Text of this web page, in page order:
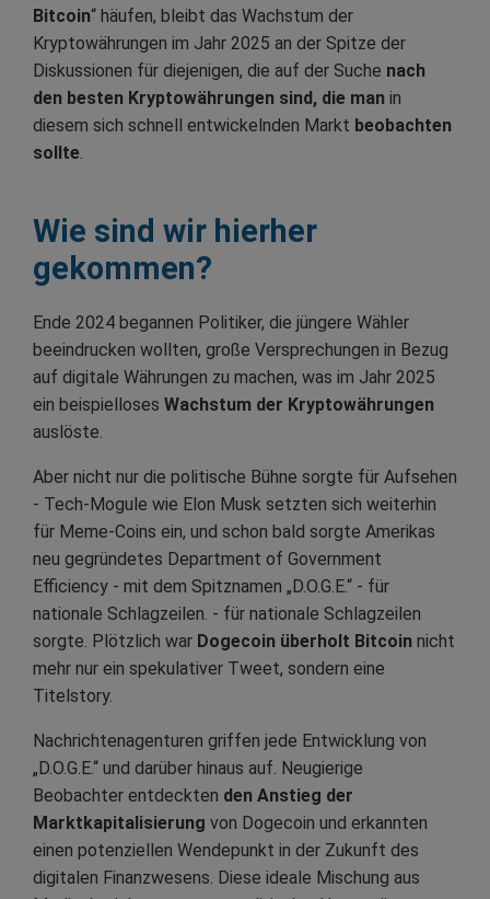
Bitcoin“ häufen, bleibt das Wachstum der
Kryptowährungen im Jahr 2025 an der Spitze der
Diskussionen für diejenigen, die auf der Suche nach
den besten Kryptowährungen sind, die man in
diesem sich schnell entwickelnden Markt beobachten
sollte.
Wie sind wir hierher
gekommen?
Ende 2024 begannen Politiker, die jüngere Wähler
beeindrucken wollten, große Versprechungen in Bezug
auf digitale Währungen zu machen, was im Jahr 2025
ein beispielloses Wachstum der Kryptowährungen
auslöste.
Aber nicht nur die politische Bühne sorgte für Aufsehen
- Tech-Mogule wie Elon Musk setzten sich weiterhin
für Meme-Coins ein, und schon bald sorgte Amerikas
neu gegründetes Department of Government
Efficiency - mit dem Spitznamen „D.O.G.E.“ - für
nationale Schlagzeilen. - für nationale Schlagzeilen
sorgte. Plötzlich war Dogecoin überholt Bitcoin nicht
mehr nur ein spekulativer Tweet, sondern eine
Titelstory.
Nachrichtenagenturen griffen jede Entwicklung von
„D.O.G.E.“ und darüber hinaus auf. Neugierige
Beobachter entdeckten den Anstieg der
Marktkapitalisierung von Dogecoin und erkannten
einen potenziellen Wendepunkt in der Zukunft des
digitalen Finanzwesens. Diese ideale Mischung aus